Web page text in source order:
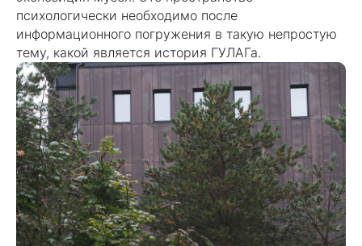
психологически необходимо после
информационного погружения в такую непростую
тему, какой является история ГУЛАГа.